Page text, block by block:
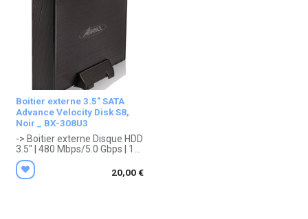
Boitier externe 3.5" SATA
Advance Velocity Disk S8,
Noir _ BX-308U3
-> Boitier externe Disque HDD
3.5" | 480 Mbps/5.0 Gbps | 1x
USB 2TypeB - 1x SATA II |
Disque jusqu à 2 To | Noir |
185 x 120 x 31 mm
20,00€